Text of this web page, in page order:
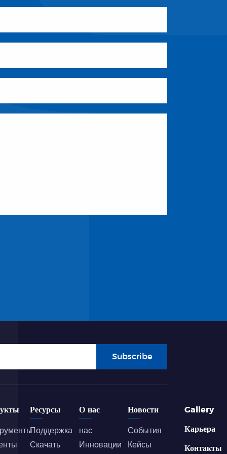
Subscribe
Ресурсы
Поддержка
Скачать
О нас
нас
Инновации
Новости
События
Кейсы
Gallery
Карьера
Контакты